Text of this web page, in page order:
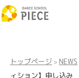
トップページ > NEWS
ィション】申し込み